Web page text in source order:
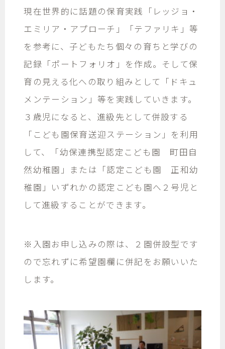
現在世界的に話題の保育実践「レッジョ・
エミリア・アプローチ」「テファリキ」等
を参考に、子どもたち個々の育ちと学びの
記録「ポートフォリオ」を作成。そして保
育の見える化への取り組みとして「ドキュ
メンテーション」等を実践していきます。
３歳児になると、進級先として併設する
「こども園保育送迎ステーション」を利用
して、「幼保連携型認定こども園 町田自
然幼稚園」または「認定こども園 正和幼
稚園」いずれかの認定こども園へ２号児と
して進級することができます。
※入園お申し込みの際は、２園併設型です
ので忘れずに希望園欄に併記をお願いいた
します。